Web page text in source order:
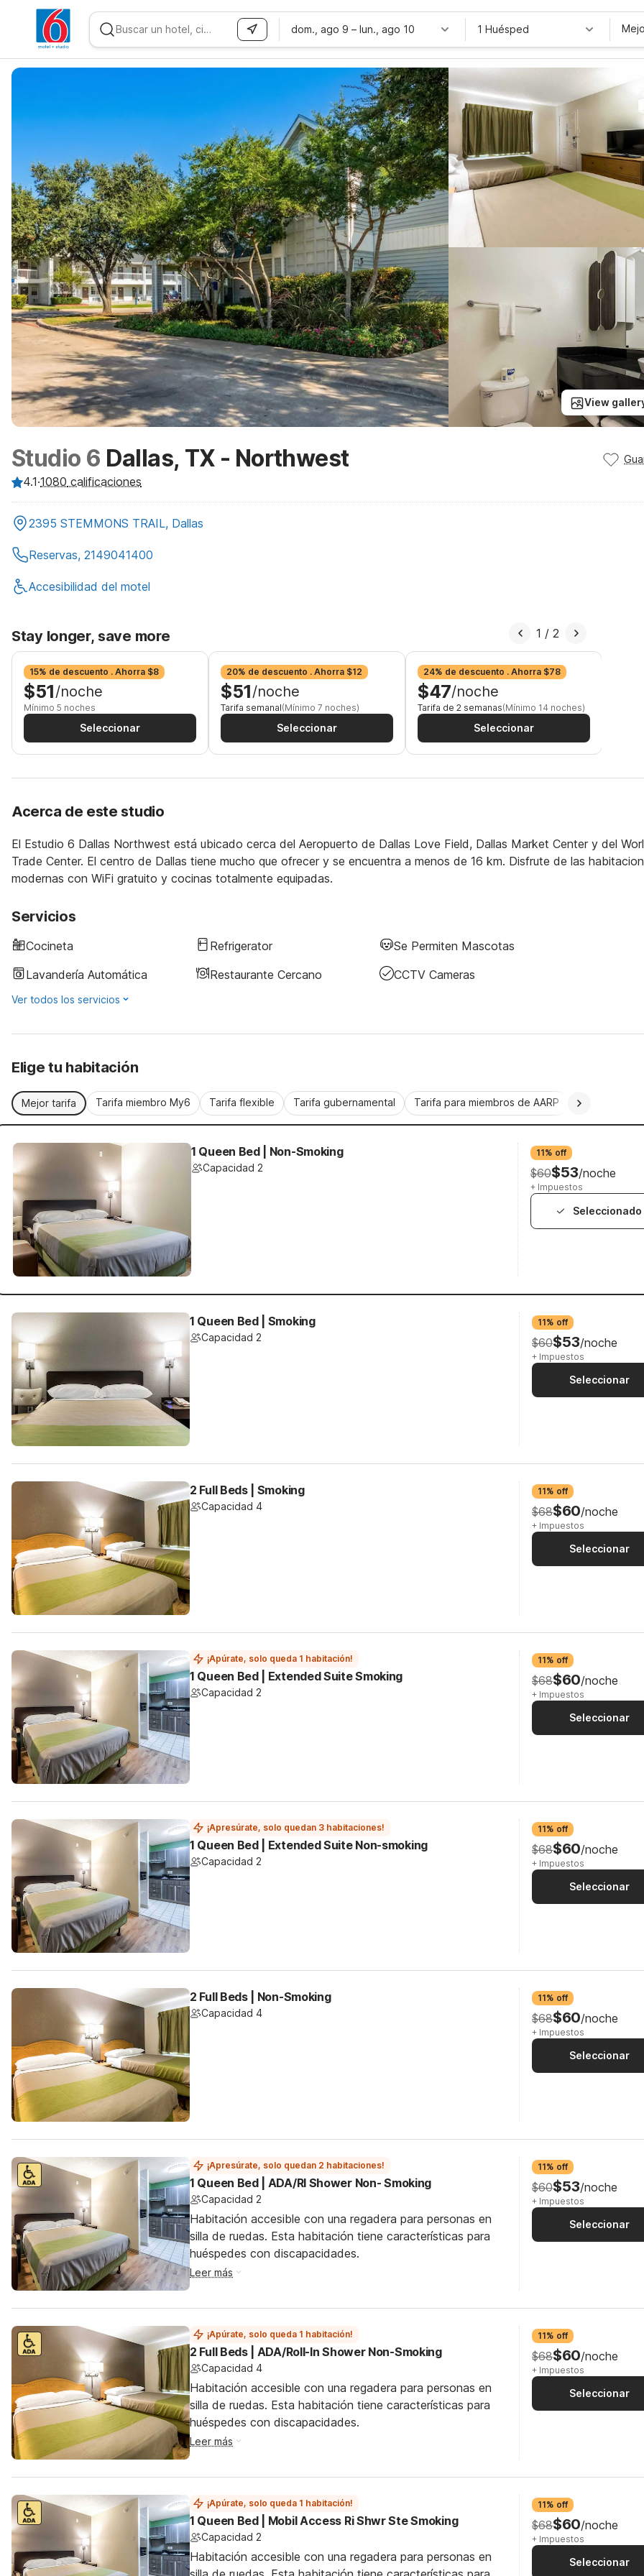
dom., ago 9 – lun., ago 10 1 Huésped
View
Studio 6 Dallas, TX - Northwest
4.1·1080 calificaciones
2395 STEMMONS TRAIL, Dallas
Reservas, 2149041400
Accesibilidad del motel
Stay longer, save more
15% de descuento . Ahorra $8
$51/noche
Mínimo 5 noches
Seleccionar
20% de descuento . Ahorra $12
$51/noche
Tarifa semanal(Mínimo 7 noches)
Seleccionar
24% de descuento . Ahorra $78
$47/noche
Tarifa de 2 semanas(Mínimo 14 noches)
Seleccionar
1 /2
Acerca de este studio
El Estudio 6 Dallas Northwest está ubicado cerca del Aeropuerto de Dallas Love Field, Dallas Market Center y del
Trade Center. El centro de Dallas tiene mucho que ofrecer y se encuentra a menos de 16 km. Disfrute de las
modernas con WiFi gratuito y cocinas totalmente equipadas.
Servicios
Cocineta Refrigerator
Se Permiten Mascotas
Lavandería Automática
Restaurante Cercano CCTV Cameras
Ver todos los servicios
Elige tu habitación
Mejor tarifa Tarifa miembro My6 Tarifa flexible Tarifa gubernamental Tarifa para miembros de AARP
1 Queen Bed | Non-Smoking
Capacidad 2
11% off
$60$53/noche
+ Impuestos
Seleccionado
1 Queen Bed | Smoking
Capacidad 2
11% off
$60$53/noche
+ Impuestos
Seleccionar
2 Full Beds | Smoking
Capacidad 4
11% off
$68$60/noche
+ Impuestos
Seleccionar
¡Apúrate, solo queda 1 habitación!
1 Queen Bed | Extended Suite Smoking
Capacidad 2
11% off
$68$60/noche
+ Impuestos
Seleccionar
¡Apresúrate, solo quedan 3 habitaciones!
1 Queen Bed | Extended Suite Non-smoking
Capacidad 2
11% off
$68$60/noche
+ Impuestos
Seleccionar
2 Full Beds | Non-Smoking
Capacidad 4
11% off
$68$60/noche
+ Impuestos
Seleccionar
¡Apresúrate, solo quedan 2 habitaciones!
1 Queen Bed | ADA/RI Shower Non- Smoking
Capacidad 2
Habitación accesible con una regadera para personas en
silla de ruedas. Esta habitación tiene características para
huéspedes con discapacidades.
Leer más
11% off
$60$53/noche
+ Impuestos
Seleccionar
¡Apúrate, solo queda 1 habitación!
2 Full Beds | ADA/Roll-In Shower Non-Smoking
Capacidad 4
Habitación accesible con una regadera para personas en
silla de ruedas. Esta habitación tiene características para
huéspedes con discapacidades.
Leer más
11% off
$68$60/noche
+ Impuestos
Seleccionar
¡Apúrate, solo queda 1 habitación!
1 Queen Bed | Mobil Access Ri Shwr Ste Smoking
Capacidad 2
Habitación accesible con una regadera para personas en
11% off
$68$60/noche
+ Impuestos
Seleccionar